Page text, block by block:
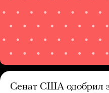
Сенат США одобрил